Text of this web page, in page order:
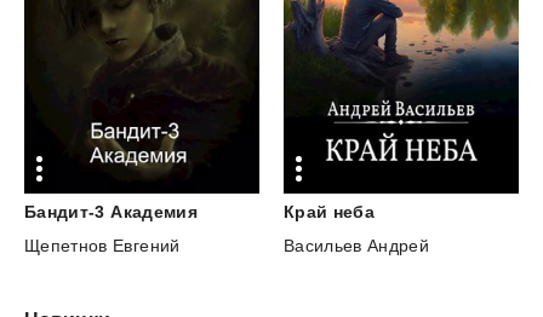
Бандит-3 Академия
Щепетнов Евгений
Край неба
Васильев Андрей